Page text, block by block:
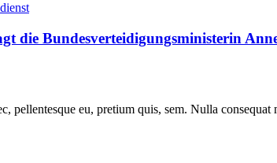
die Bundesverteidigungsministerin
pellentesque eu, pretium quis, sem. Nulla